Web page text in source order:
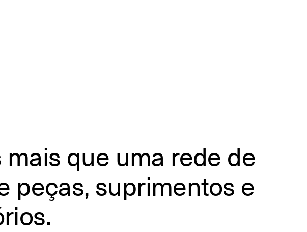
mais que uma rede de
peças, suprimentos e